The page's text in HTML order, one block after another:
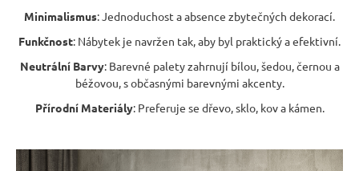
Minimalismus: Jednoduchost a absence zbytečných dekorací.
Funkčnost: Nábytek je navržen tak, aby byl praktický a efektivní.
Neutrální Barvy: Barevné palety zahrnují bílou, šedou, černou a
béžovou, s občasnými barevnými akcenty.
Přírodní Materiály: Preferuje se dřevo, sklo, kov a kámen.
048
Kč
6